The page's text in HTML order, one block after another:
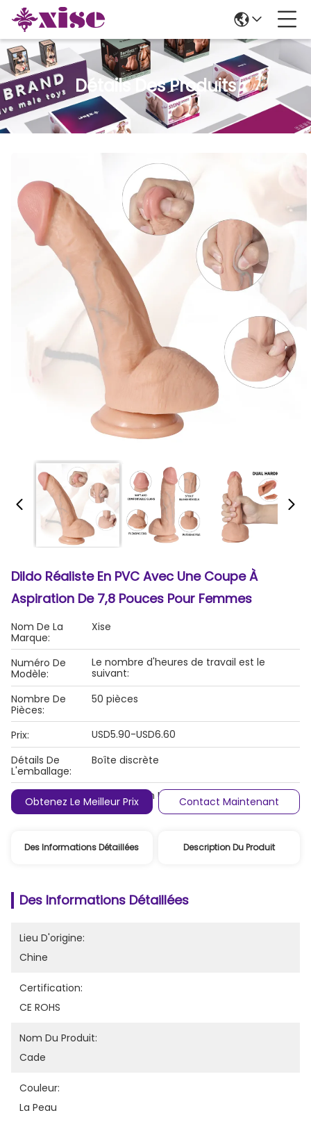
Détails Des Produits
Dildo Réaliste En PVC Avec Une Coupe À
Aspiration De 7,8 Pouces Pour Femmes
Nom De La
Marque:
Xise
Numéro De
Modèle:
Le nombre d'heures de travail est le
suivant:
Nombre De
Pièces:
50 pièces
Prix:
USD5.90-USD6.60
Détails De
L'emballage:
Boîte discrète
Conditions De
Paiement:
T/T, Western Union, Monégramme
Obtenez Le Meilleur Prix Contact Maintenant
Des Informations Détaillées Description Du Produit
Des Informations Détaillées
Lieu D'origine:
Chine
Certification:
CE ROHS
Nom Du Produit:
Cade
Couleur:
La Peau